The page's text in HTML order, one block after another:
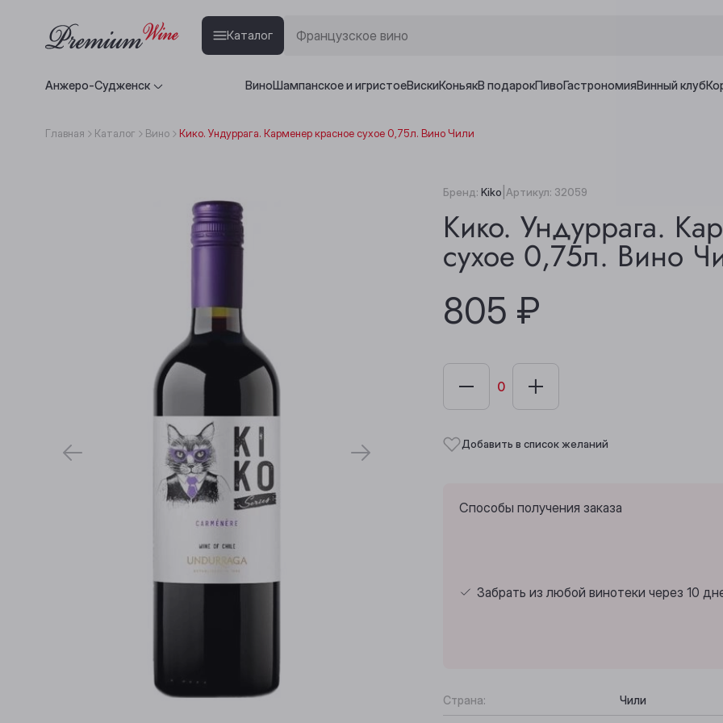
Каталог
Анжеро-Судженск ВиноШампанское и игристоеВискиКоньякВ подарокПивоГастрономияВинный клуб
Главная Каталог Вино Кико. Ундуррага. Карменер красное сухое 0,75л. Вино Чили
Бренд: Kiko Артикул: 32059
Кико. Ундуррага.
сухое 0,75л. Вино
805 ₽
Добавить в список желаний
Способы получения заказа
Забрать из любой винотеки через 10
Страна: Чили